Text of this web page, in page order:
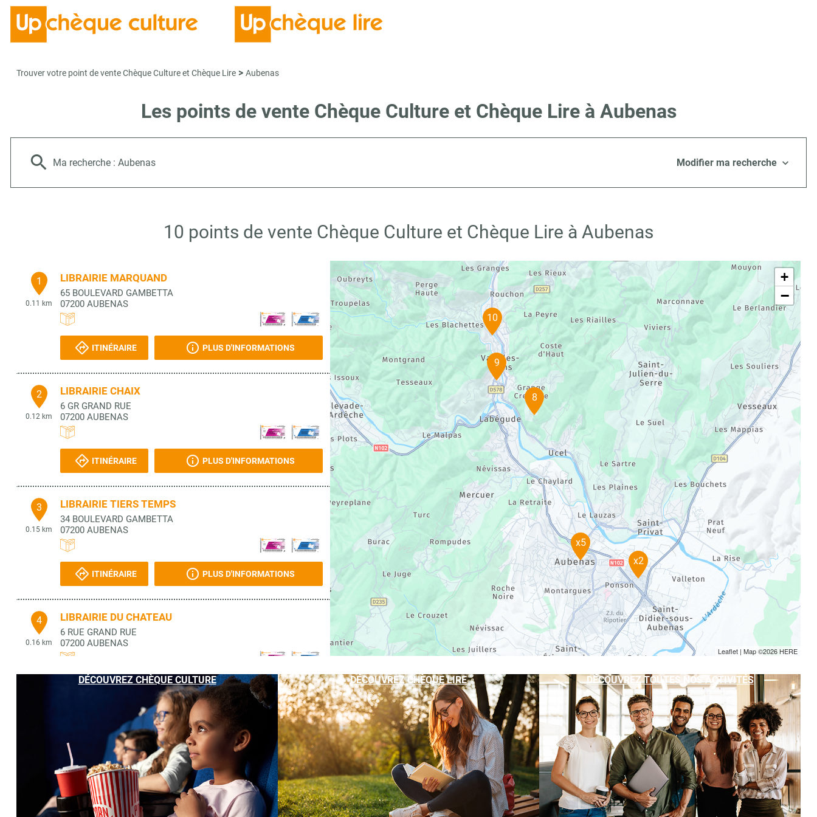
Trouver votre point de vente Chèque Culture et Chèque Lire > Aubenas
Les points de vente Chèque Culture et Chèque Lire à Aubenas
Ma recherche : Aubenas Modifier ma recherche
10 points de vente Chèque Culture et Chèque Lire à Aubenas
1
0.11 km
LIBRAIRIE MARQUAND
65 BOULEVARD GAMBETTA
07200 AUBENAS
ITINÉRAIRE PLUS D'INFORMATIONS
2
0.12 km
LIBRAIRIE CHAIX
6 GR GRAND RUE
07200 AUBENAS
ITINÉRAIRE PLUS D'INFORMATIONS
3
0.15 km
LIBRAIRIE TIERS TEMPS
34 BOULEVARD GAMBETTA
07200 AUBENAS
ITINÉRAIRE PLUS D'INFORMATIONS
4
0.16 km
LIBRAIRIE DU CHATEAU
6 RUE GRAND RUE
07200 AUBENAS
ITINÉRAIRE PLUS D'INFORMATIONS
LIBRAIRIE CHAPITRE.COM
47 BLD GAMBETTA
07200
AUBENAS
ITINÉRAIRE PLUS D'INFORMATIONS
8
10
9
x2
x5
+
−
Leaflet | Map ©2026HERE
DÉCOUVREZ CHÈQUE CULTURE DÉCOUVREZ CHÈQUE LIRE DÉCOUVREZ TOUTES NOS ACTIVITÉS